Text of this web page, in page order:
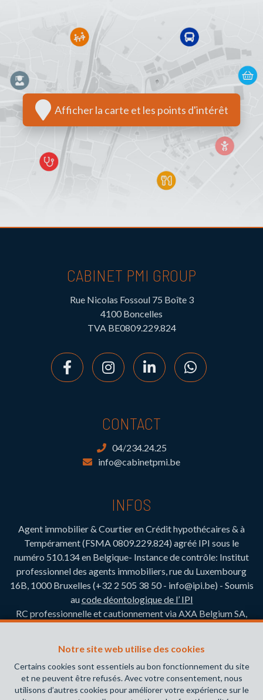
Afficher la carte et les points d'intérêt
Notre site web utilise des cookies
Certains cookies sont essentiels au bon fonctionnement du site
et ne peuvent être refusés. Avec votre consentement, nous
utilisons d’autres cookies pour améliorer votre expérience sur le
CABINET PMI GROUP
Rue Nicolas Fossoul 75 Boîte 3
4100 Boncelles
TVA BE0809.229.824
CONTACT
04/234.24.25
info@cabinetpmi.be
INFOS
Agent immobilier & Courtier en Crédit hypothécaires & à
Tempérament (FSMA 0809.229.824) agréé IPI sous le
numéro 510.134 en Belgique- Instance de contrôle: Institut
professionnel des agents immobiliers, rue du Luxembourg
16B, 1000 Bruxelles (+32 2 505 38 50 - info@ipi.be) - Soumis
aucode déontologique de l’ IPI
RC professionnelle et cautionnement via AXA Belgium SA,
Attention, emprunter de l’argent coûte aussi de
l’argent.
Ancré Ici. Engagé pour Vous.